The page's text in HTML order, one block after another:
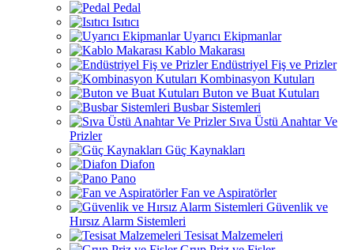
Pedal
Isıtıcı
Uyarıcı Ekipmanlar
Kablo Makarası
Endüstriyel Fiş ve Prizler
Kombinasyon Kutuları
Buton ve Buat Kutuları
Busbar Sistemleri
Sıva Üstü Anahtar Ve
Prizler
Güç Kaynakları
Diafon
Pano
Fan ve Aspiratörler
Güvenlik ve
Hırsız Alarm Sistemleri
Tesisat Malzemeleri